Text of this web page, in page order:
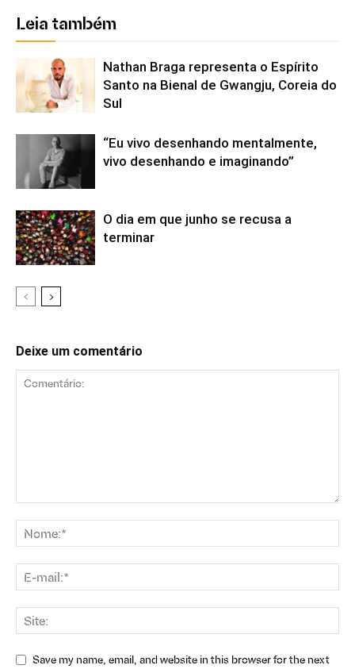
Leia também
Nathan Braga representa o Espírito
Santo na Bienal de Gwangju, Coreia do
Sul
“Eu vivo desenhando mentalmente,
vivo desenhando e imaginando”
O dia em que junho se recusa a
terminar
Deixe um comentário
Save my name, email, and website in this browser for the next